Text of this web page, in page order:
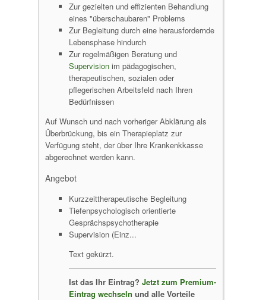
Zur gezielten und effizienten Behandlung
eines "überschaubaren" Problems
Zur Begleitung durch eine herausfordernde
Lebensphase hindurch
Zur regelmäßigen Beratung und
Supervision im pädagogischen,
therapeutischen, sozialen oder
pflegerischen Arbeitsfeld nach Ihren
Bedürfnissen
Auf Wunsch und nach vorheriger Abklärung als
Überbrückung, bis ein Therapieplatz zur
Verfügung steht, der über Ihre Krankenkkasse
abgerechnet werden kann.
Angebot
Kurzzeittherapeutische Begleitung
Tiefenpsychologisch orientierte
Gesprächspsychotherapie
Supervision (Einz...
Text gekürzt.
Ist das Ihr Eintrag? Jetzt zum Premium-
Eintrag wechseln und alle Vorteile